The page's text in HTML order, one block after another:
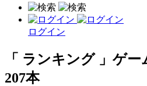
ログイン
「 ランキング 」ゲ
207本